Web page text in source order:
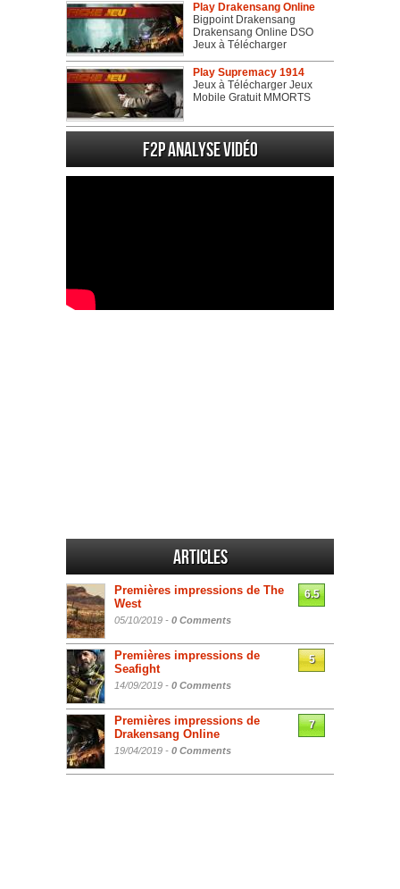
Play Drakensang Online
Bigpoint Drakensang
Drakensang Online DSO
Jeux à Télécharger
Play Supremacy 1914
Jeux à Télécharger Jeux
Mobile Gratuit MMORTS
F2P Analyse vidéo
Articles
Premières impressions de The
West
05/10/2019 - 0 Comments
6.5
Premières impressions de
Seafight
14/09/2019 - 0 Comments
5
Premières impressions de
Drakensang Online
19/04/2019 - 0 Comments
7